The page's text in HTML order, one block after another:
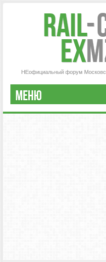
Rail-
ex
НЕофициальный форум
МЕНЮ
РЕГИСТРАЦИЯ